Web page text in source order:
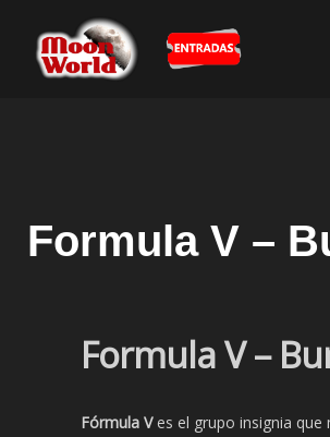
Formula V –
Formula V –
Fórmula Ves el grupo insignia que